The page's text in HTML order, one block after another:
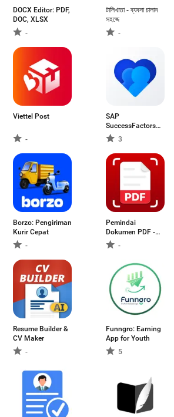
DOCX Editor: PDF,
DOC, XLSX
-
টালিখাতা - ব্যবসা চালান
সহজে
-
Viettel Post
-
SAP
SuccessFactors
Mobile
3
Borzo: Pengiriman
Kurir Cepat
-
Pemindai
Dokumen PDF -
PixScan
-
Resume Builder &
CV Maker
-
Funngro: Earning
App for Youth
5